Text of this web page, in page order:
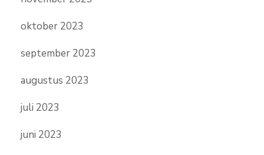
oktober 2023
september 2023
augustus 2023
juli 2023
juni 2023